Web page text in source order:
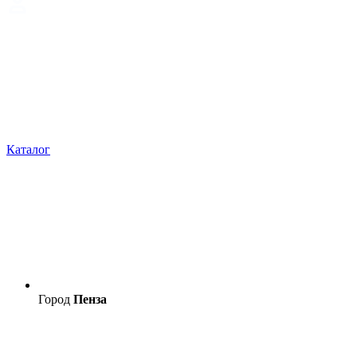
Каталог
Город Пенза